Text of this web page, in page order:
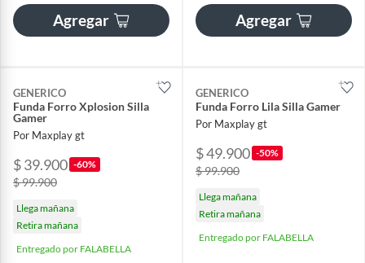
Agregar Agregar
GENERICO
Funda Forro Xplosion Silla
Gamer
Por Maxplay gt
$ 39.900 -60%
$ 99.900
Llega mañana
Retira mañana
Entregado por FALABELLA
GENERICO
Funda Forro Lila Silla Gamer
Por Maxplay gt
$ 49.900 -50%
$ 99.900
Llega mañana
Retira mañana
Entregado por FALABELLA